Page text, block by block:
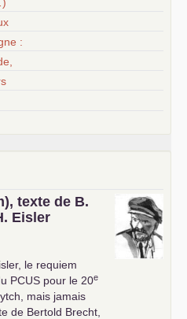
:
texte de B.
Eisler
le requiem
PCUS pour le 20e
mais jamais
de Bertold Brecht,